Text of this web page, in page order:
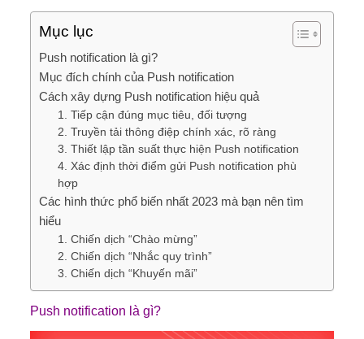
Mục lục
Push notification là gì?
Mục đích chính của Push notification
Cách xây dựng Push notification hiệu quả
1. Tiếp cận đúng mục tiêu, đối tượng
2. Truyền tải thông điệp chính xác, rõ ràng
3. Thiết lập tần suất thực hiện Push notification
4. Xác định thời điểm gửi Push notification phù
hợp
Các hình thức phổ biến nhất 2023 mà bạn nên tìm
hiểu
1. Chiến dịch “Chào mừng”
2. Chiến dịch “Nhắc quy trình”
3. Chiến dịch “Khuyến mãi”
Push notification là gì?